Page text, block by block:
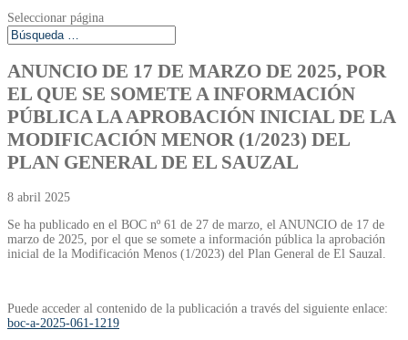
Seleccionar página
ANUNCIO DE 17 DE MARZO DE 2025, POR
EL QUE SE SOMETE A INFORMACIÓN
PÚBLICA LA APROBACIÓN INICIAL DE LA
MODIFICACIÓN MENOR (1/2023) DEL
PLAN GENERAL DE EL SAUZAL
8 abril 2025
Se ha publicado en el BOC nº 61 de 27 de marzo, el ANUNCIO de 17 de
marzo de 2025, por el que se somete a información pública la aprobación
inicial de la Modificación Menos (1/2023) del Plan General de El Sauzal.
Puede acceder al contenido de la publicación a través del siguiente enlace:
boc-a-2025-061-1219